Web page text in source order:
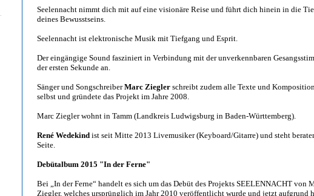
Seelennacht nimmt dich mit auf eine visionäre Reise und führt dich hinein in die
deines Bewusstseins.
Seelennacht ist elektronische Musik mit Tiefgang und Esprit.
Der eingängige Sound fasziniert in Verbindung mit der unverkennbaren
der ersten Sekunde an.
Sänger und SongschreiberMarc Ziegler schreibt zudem alle Texte und
selbst und gründete das Projekt im Jahre 2008.
Marc Ziegler wohnt in Tamm (Landkreis Ludwigsburg in Baden-Württemberg).
René Wedekind ist seit Mitte 2013 Livemusiker (Keyboard/Gitarre) und steht
Seite.
Debütalbum 2015 "In der Ferne"
Bei „In der Ferne“ handelt es sich um das Debüt des Projekts SEELENNACHT von
Ziegler, welches ursprünglich im Jahr 2010 veröffentlicht wurde und jetzt aufgrund